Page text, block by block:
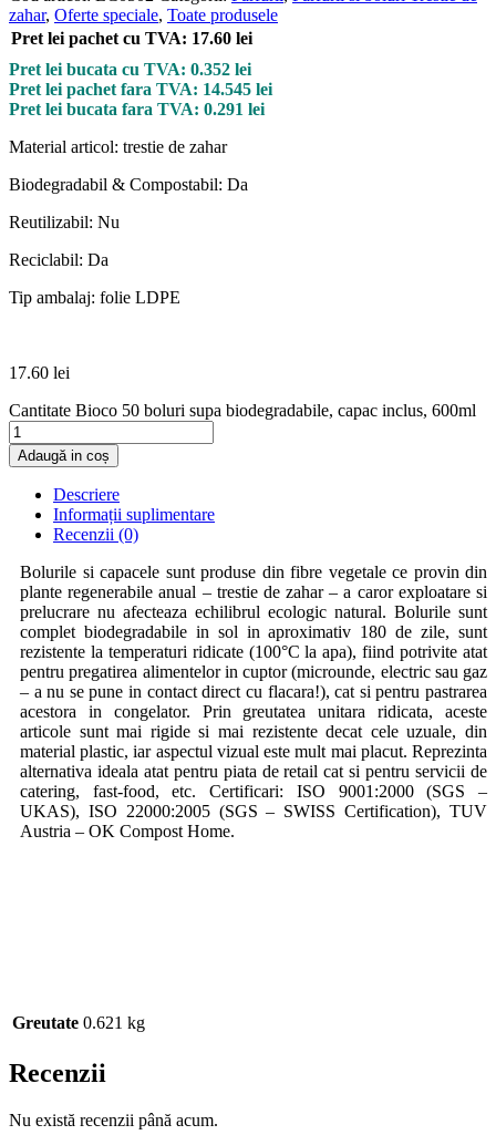
zahar, Oferte speciale, Toate produsele
Pret lei pachet cu TVA: 17.60 lei
Pret lei bucata cu TVA: 0.352 lei
Pret lei pachet fara TVA: 14.545 lei
Pret lei bucata fara TVA: 0.291 lei
Material articol: trestie de zahar
Biodegradabil & Compostabil: Da
Reutilizabil: Nu
Reciclabil: Da
Tip ambalaj: folie LDPE
17.60 lei
Cantitate Bioco 50 boluri supa biodegradabile, capac inclus, 600ml
Adaugă in coș
Descriere
Informații suplimentare
Recenzii (0)
Bolurile si capacele sunt produse din fibre vegetale ce provin din
plante regenerabile anual – trestie de zahar – a caror exploatare si
prelucrare nu afecteaza echilibrul ecologic natural. Bolurile sunt
complet biodegradabile in sol in aproximativ 180 de zile, sunt
rezistente la temperaturi ridicate (100°C la apa), fiind potrivite atat
pentru pregatirea alimentelor in cuptor (microunde, electric sau gaz
– a nu se pune in contact direct cu flacara!), cat si pentru pastrarea
acestora in congelator. Prin greutatea unitara ridicata, aceste
articole sunt mai rigide si mai rezistente decat cele uzuale, din
material plastic, iar aspectul vizual este mult mai placut. Reprezinta
alternativa ideala atat pentru piata de retail cat si pentru servicii de
catering, fast-food, etc. Certificari: ISO 9001:2000 (SGS –
UKAS), ISO 22000:2005 (SGS – SWISS Certification), TUV
Austria – OK Compost Home.
Greutate 0.621 kg
Recenzii
Nu există recenzii până acum.